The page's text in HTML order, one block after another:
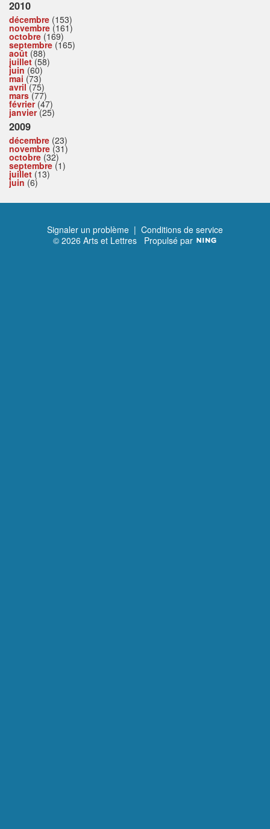
2010
décembre (153)
novembre (161)
octobre (169)
septembre (165)
août (88)
juillet(58)
juin (60)
mai (73)
avril(75)
mars(77)
février(47)
janvier(25)
2009
décembre (23)
novembre (31)
octobre (32)
septembre (1)
juillet (13)
juin (6)
Signaler un problème | Conditions de service
© 2026 Arts et Lettres Propulsé par